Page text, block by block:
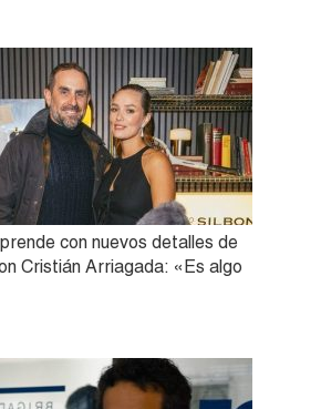
con nuevos detalles de
Cristián Arriagada: «Es algo